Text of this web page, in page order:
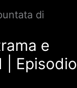
di
e
| Episodio